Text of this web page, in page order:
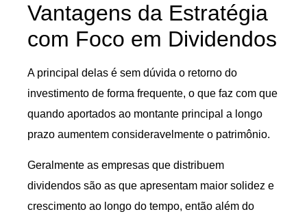
Vantagens da Estratégia
com Foco em Dividendos
A principal delas é sem dúvida o retorno do
investimento de forma frequente, o que faz com que
quando aportados ao montante principal a longo
prazo aumentem consideravelmente o patrimônio.
Geralmente as empresas que distribuem
dividendos são as que apresentam maior solidez e
crescimento ao longo do tempo, então além do